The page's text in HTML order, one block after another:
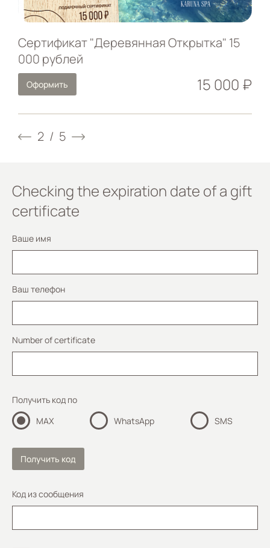
Сертификат "Деревянная Открытка" 15
000 рублей
Оформить 15 000 ₽
2 / 5
Checking the expiration date of a gift
certificate
Ваше имя
Ваш телефон
Number of certificate
Получить код по
MAX
WhatsApp SMS
Получить код
Код из сообщения